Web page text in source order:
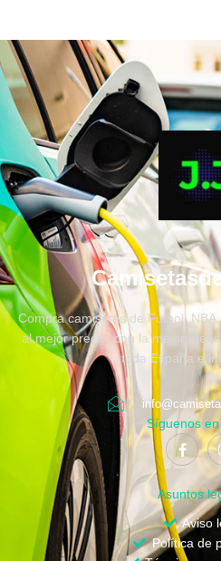
Compra camisetas de Fútbol,
al mejor precio, con la mejor
toda España e
Síguenos
Asuntos
Aviso
Política de